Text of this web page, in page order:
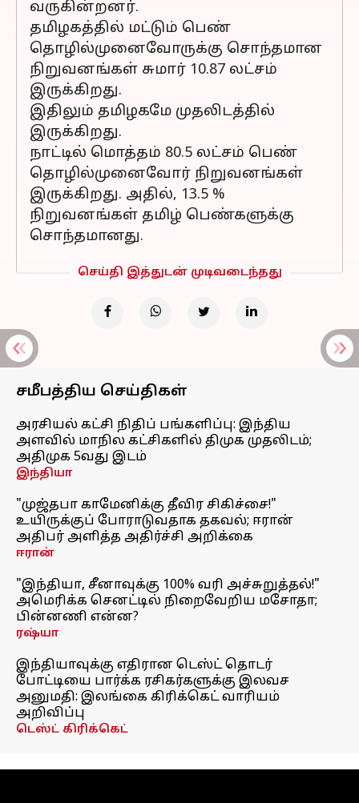
வருகின்றனர்.
தமிழகத்தில் மட்டும் பெண்
தொழில்முனைவோருக்கு சொந்தமான
நிறுவனங்கள் சுமார் 10.87 லட்சம்
இருக்கிறது.
இதிலும் தமிழகமே முதலிடத்தில்
இருக்கிறது.
நாட்டில் மொத்தம் 80.5 லட்சம் பெண்
தொழில்முனைவோர் நிறுவனங்கள்
இருக்கிறது. அதில், 13.5 %
நிறுவனங்கள் தமிழ் பெண்களுக்கு
சொந்தமானது.
செய்தி இத்துடன் முடிவடைந்தது
சமீபத்திய செய்திகள்
அரசியல் கட்சி நிதிப் பங்களிப்பு: இந்திய
அளவில் மாநில கட்சிகளில் திமுக முதலிடம்;
அதிமுக 5வது இடம்
இந்தியா
"முஜ்தபா காமேனிக்கு தீவிர சிகிச்சை!"
உயிருக்குப் போராடுவதாக தகவல்; ஈரான்
அதிபர் அளித்த அதிர்ச்சி அறிக்கை
ஈரான்
"இந்தியா, சீனாவுக்கு 100% வரி அச்சுறுத்தல்!"
அமெரிக்க செனட்டில் நிறைவேறிய மசோதா;
பின்னணி என்ன?
ரஷ்யா
இந்தியாவுக்கு எதிரான டெஸ்ட் தொடர்
போட்டியை பார்க்க ரசிகர்களுக்கு இலவச
அனுமதி: இலங்கை கிரிக்கெட் வாரியம்
அறிவிப்பு
டெஸ்ட் கிரிக்கெட்